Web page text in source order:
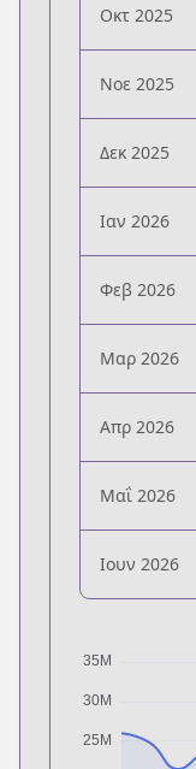
Οκτ 2025
Νοε 2025
Δεκ 2025
Ιαν 2026
Φεβ 2026
Μαρ 2026
Απρ 2026
Μαΐ 2026
Ιουν 2026